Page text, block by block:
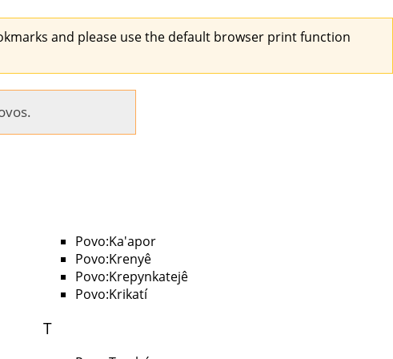
and please use the default browser print function
.
Povo:Ka'apor
Povo:Krenyê
Povo:Krepynkatejê
Povo:Krikatí
T